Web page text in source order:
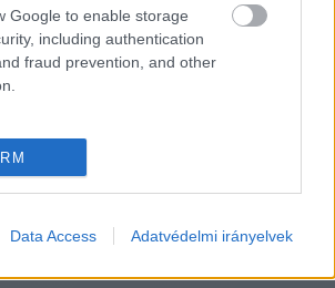
Google to enable storage
including authentication
fraud prevention, and other
Data Access Adatvédelmi irányelvek